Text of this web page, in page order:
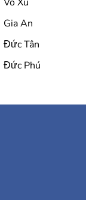
Gia An
Đức Tân
Đức Phú